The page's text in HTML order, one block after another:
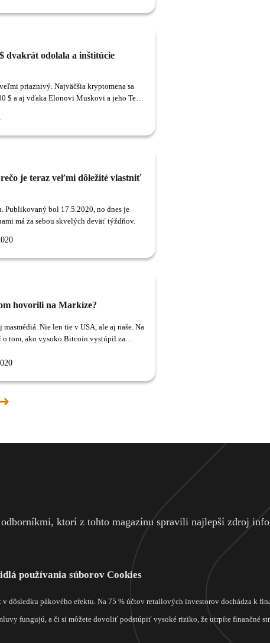
dvakrát odolala a inštitúcie
priaznivý. Najväčšia kryptomena sa
$ a aj vďaka Elonovi Muskovi a jeho Tesle
je teraz veľmi dôležité vlastniť
Publikovaný bol 17.5.2020, no dnes je
s kryptomenami má za sebou skvelých deväť týždňov.
hovorili na Markíze?
Nie len tie v USA, ale aj naše. Na
o tom, ako vysoko Bitcoin vystúpil za
ktorí z tohto magazínu spravili najlepší zdroj
používania súborov Cookies
pákového efektu. Na 75 % účtov retailových investorov dochádza k
fungujú, a či si môžete dovoliť podstúpiť vysoké riziko, že utrpíte finančné